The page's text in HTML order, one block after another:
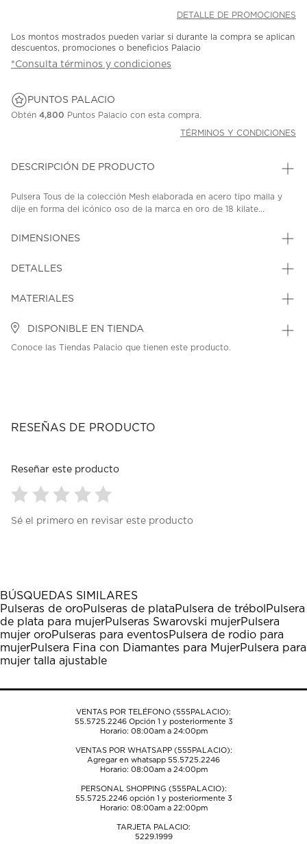
DETALLE DE PROMOCIONES
Los montos mostrados pueden variar si durante la compra se aplican
descuentos, promociones o beneficios Palacio
*Consulta términos y condiciones
PUNTOS PALACIO
Obtén 4,800 Puntos Palacio con esta compra.
TÉRMINOS Y CONDICIONES
DESCRIPCIÓN DE PRODUCTO
Pulsera Tous de la colección Mesh elaborada en acero tipo malla y
dije en forma del icónico oso de la marca en oro de 18 kilate...
DIMENSIONES
DETALLES
MATERIALES
DISPONIBLE EN TIENDA
Conoce las Tiendas Palacio que tienen este producto.
RESEÑAS DE PRODUCTO
Reseñar este producto
para
1
estrella
Esta
acción
abrirá
el
formulario
envío.
para
estrellas.
Esta
acción
abrirá
el
formulario
envío.
para
estrellas.
Esta
acción
abrirá
el
formulario
envío.
para
estrellas.
Esta
acción
abrirá
el
formulario
envío.
para
estrellas.
Esta
acción
abrirá
el
formulario
envío.
Sé el primero en revisar este producto
BÚSQUEDAS SIMILARES
Pulseras de oroPulseras de plataPulsera de trébol Pulsera
de plata para mujerPulseras Swarovski mujerPulsera
mujer oroPulseras para eventosPulsera de rodio para
mujerPulsera Fina con Diamantes para MujerPulsera para
mujer talla ajustable
VENTAS POR TELÉFONO (555PALACIO):
55.5725.2246Opción 1 y posteriormente 3
Horario: 08:00am a 24:00pm
VENTAS POR WHATSAPP (555PALACIO):
Agregar en whatsapp 55.5725.2246
Horario: 08:00am a 24:00pm
PERSONAL SHOPPING (555PALACIO):
55.5725.2246opción 1 y posteriormente 3
Horario: 08:00am a 22:00pm
TARJETA PALACIO:
5229.1999